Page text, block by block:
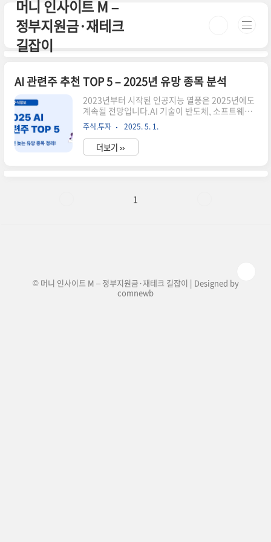
본문 바로가기
머니 인사이트 M –
정부지원금·재테크
길잡이
AI 관련주 추천 TOP 5 – 2025년 유망 종목 분석
2023년부터 시작된 인공지능 열풍은 2025년에도
계속될 전망입니다.AI 기술이 반도체, 소프트웨어,
클라우드, 로봇 산업까지 확장되면서관련 기업들
의 실적과 주가도 주목받고 있어요.오늘은 2025년
기준으로 유망한 AI 관련주 TOP 5를 산업별로 나
누어 소개해드릴게요.✅ 2025년 주목할 AI 관련주
AI 플랫폼 강화AMD – AI GPU 시장에서 엔비디아
주식.투자 2025. 5. 1.
더보기 ››
1
© 머니 인사이트 M – 정부지원금·재테크 길잡이 | Designed by
comnewb